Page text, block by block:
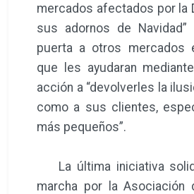
mercados afectados por la
sus adornos de
puerta a otros mercados
que les ayudaran
acción a “devolverles la
como a sus clientes,
más pequeños”.
La última iniciativa
marcha por la Asociación